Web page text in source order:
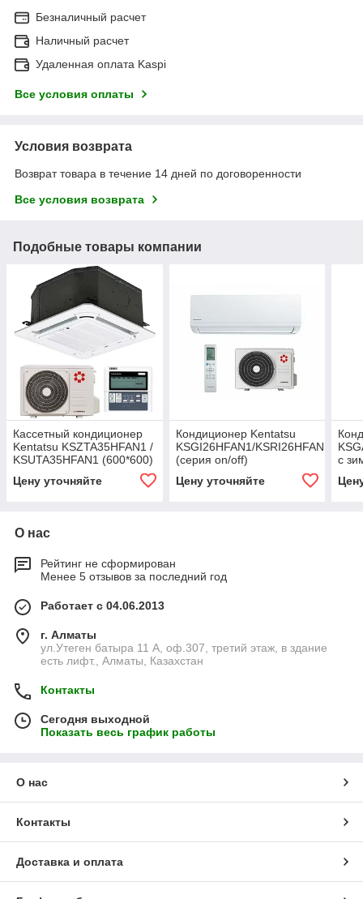
Безналичный расчет
Наличный расчет
Удаленная оплата Kaspi
Все условия оплаты
Условия возврата
Возврат товара в течение 14 дней по договоренности
Все условия возврата
Подобные товары компании
Кассетный кондиционер
Kentatsu KSZTA35HFAN1 /
KSUTA35HFAN1 (600*600)
Цену уточняйте
Кондиционер Kentatsu
KSGI26HFAN1/KSRI26HFAN1
(серия on/off)
Цену уточняйте
с
О нас
Рейтинг не сформирован
Менее 5 отзывов за последний год
Работает с 04.06.2013
г. Алматы
ул.Утеген батыра 11 А, оф.307, третий этаж, в здание
есть лифт., Алматы, Казахстан
Контакты
Сегодня выходной
Показать весь график работы
О нас
Контакты
Доставка и оплата